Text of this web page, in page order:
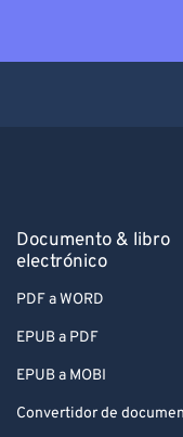
Documento & libro
electrónico
PDF a WORD
EPUB a PDF
EPUB a MOBI
Convertidor de